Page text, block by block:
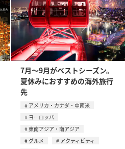
7月〜9月がベストシーズン。
夏休みにおすすめの海外旅行
先
アメリカ・カナダ・中南米
ヨーロッパ
東南アジア・南アジア
グルメ
アクティビティ